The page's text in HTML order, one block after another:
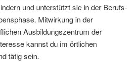
und unterstützt sie in der Berufs-
Mitwirkung in der
Ausbildungszentrum der
kannst du im örtlichen
tätig sein.